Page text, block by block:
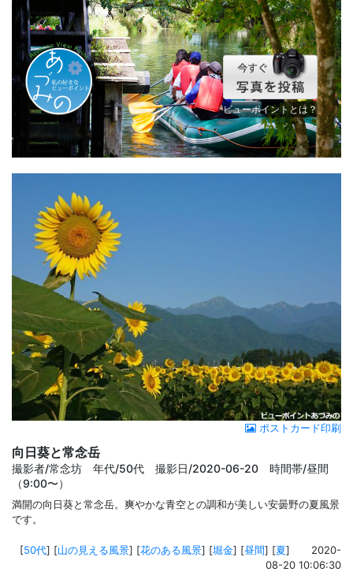
ビューポイントとは？
ポストカード印刷
向日葵と常念岳
撮影者/常念坊 年代/50代 撮影日/2020-06-20 時間帯/昼間
（9:00〜）
満開の向日葵と常念岳。爽やかな青空との調和が美しい安曇野の夏風景
です。
[50代] [山の見える風景] [花のある風景] [堀金] [昼間] [夏]
2020-
08-20 10:06:30